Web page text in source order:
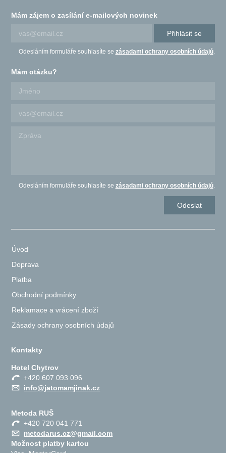
Mám zájem o zasílání e-mailových novinek
Přihlásit se
Odesláním formuláře souhlasíte se zásadami ochrany osobních údajů.
Mám otázku?
Odesláním formuláře souhlasíte se zásadami ochrany osobních údajů.
Úvod
Doprava
Platba
Obchodní podmínky
Reklamace a vrácení zboží
Zásady ochrany osobních údajů
Kontakty
Hotel Chytrov
+420 607 093 096
info@jatomamjinak.cz
Metoda RUŠ
+420 720 041 771
metodarus.cz@gmail.com
Možnost platby kartou